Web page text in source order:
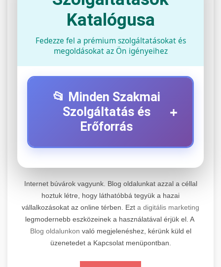
Katalógusa
Fedezze fel a prémium szolgáltatásokat és
megoldásokat az Ön igényeihez
📂 Minden Szakmai
Szolgáltatás és
Erőforrás
+
+
Professzionális elektromos roller javítási és
karbantartási szolgáltatások. Szakértő
technikusaink minőségi szervízt nyújtanak
minden jelentős márkához és modellhez.
Szervizközpont Látogatása
📊 2. Online Marketing
Ügynökség
+
Átfogó online marketing szolgáltatások,
beleértve a SEO-t, közösségi média kezelést és
Internet búvárok vagyunk. Blog oldalunkat azzal a céllal
hoztuk létre, hogy láthatóbbá tegyük a hazai
vállalkozásokat az online térben. Ezt a digitális marketing
legmodernebb eszközeinek a használatával érjük el. A
Blog oldalunkon való megjelenéshez, kérünk küld el
üzenetedet a Kapcsolat menüpontban.